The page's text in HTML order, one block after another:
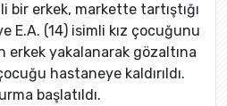
bir erkek, markette tartıştığı
E.A. (14) isimli kız çocuğunu
erkek yakalanarak gözaltına
hastaneye kaldırıldı.
başlatıldı.